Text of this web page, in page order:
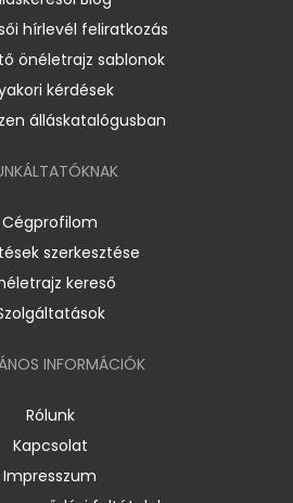
hírlevél feliratkozás
önéletrajz sablonok
kérdések
álláskatalógusban
Cégprofilom
szerkesztése
kereső
INFORMÁCIÓK
Rólunk
Kapcsolat
Impresszum